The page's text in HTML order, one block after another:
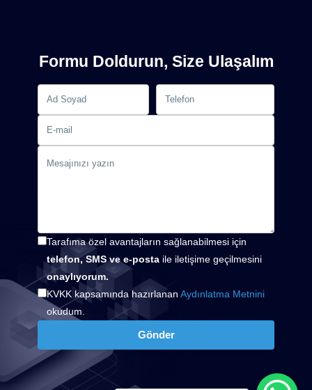
Formu Doldurun, Size Ulaşalım
Tarafıma özel avantajların sağlanabilmesi için
telefon, SMS ve e-posta ile iletişime geçilmesini
onaylıyorum.
KVKK kapsamında hazırlanan Aydınlatma Metnini
okudum.
Gönder